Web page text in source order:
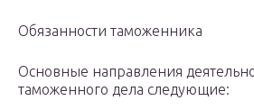
Обязанности таможенника
Основные направления
таможенного дела следующие: